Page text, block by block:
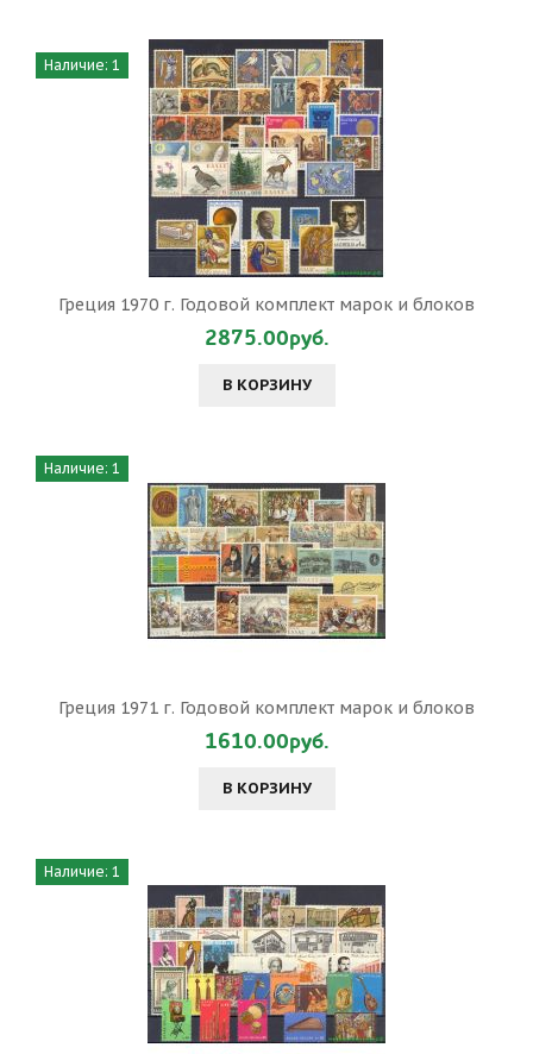
Наличие: 1
Греция 1970 г. Годовой комплект марок и блоков
2875.00руб.
В КОРЗИНУ
Наличие: 1
Греция 1971 г. Годовой комплект марок и блоков
1610.00руб.
В КОРЗИНУ
Наличие: 1